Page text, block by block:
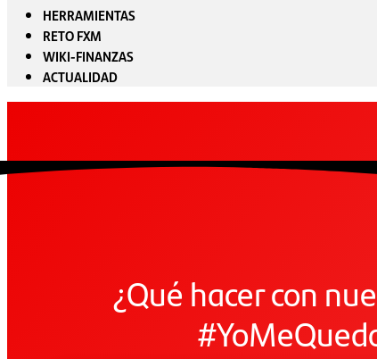
HERRAMIENTAS
RETO FXM
WIKI-FINANZAS
ACTUALIDAD
¿Qué hacer con